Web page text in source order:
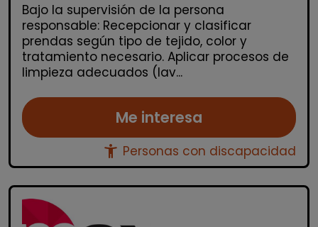
Bajo la supervisión de la persona
responsable: Recepcionar y clasificar
prendas según tipo de tejido, color y
tratamiento necesario. Aplicar procesos de
limpieza adecuados (lav...
Me interesa
accessibility_new Personas con discapacidad